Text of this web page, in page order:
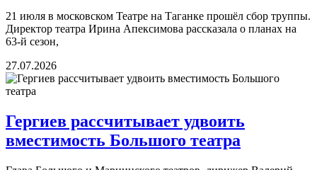
21 июля в московском Театре на Таганке прошёл сбор труппы.
Директор театра Ирина Апексимова рассказала о планах на
63-й сезон,
27.07.2026
Гергиев рассчитывает удвоить
вместимость Большого театра